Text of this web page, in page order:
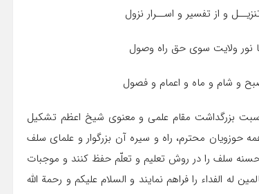
و از تفسیر و اســرار نزول
ولایت سوی حق راه وصول
و شام و ماه و اعمام و فصول
بزرگداشت مقام علمی و معنوی شیخ اعظم تشکیل
محترم، راه و سیره آن بزرگوار و علمای سلف
سلف را در روش تعلیم و تعلّم حفظ کنند و موجبات
الفداء را فراهم نمایند و السلام علیکم و رحمة الله